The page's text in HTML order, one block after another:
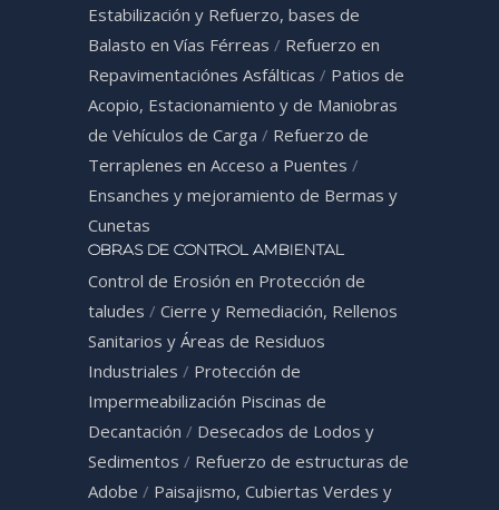
Estabilización y Refuerzo, bases de
Balasto en Vías Férreas / Refuerzo en
Repavimentaciónes Asfálticas / Patios de
Acopio, Estacionamiento y de Maniobras
de Vehículos de Carga / Refuerzo de
Terraplenes en Acceso a Puentes /
Ensanches y mejoramiento de Bermas y
Cunetas
OBRAS DE CONTROL AMBIENTAL
Control de Erosión en Protección de
taludes / Cierre y Remediación, Rellenos
Sanitarios y Áreas de Residuos
Industriales / Protección de
Impermeabilización Piscinas de
Decantación / Desecados de Lodos y
Sedimentos / Refuerzo de estructuras de
Adobe / Paisajismo, Cubiertas Verdes y